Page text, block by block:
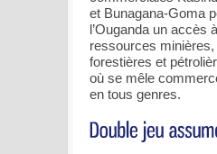
et Bunagana-Goma
l’Ouganda un accès
ressources minières,
forestières et
où se mêle
en tous genres.